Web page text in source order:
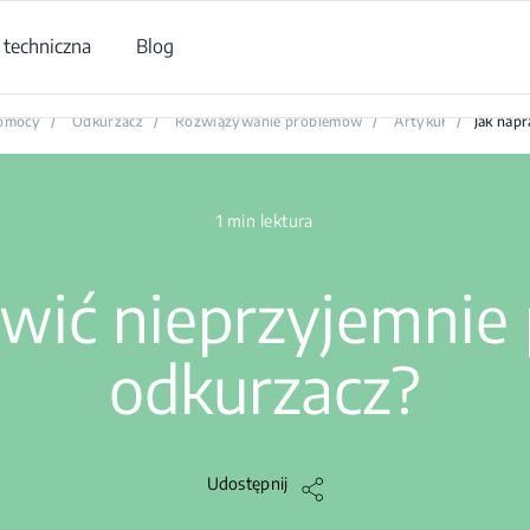
Blog
/ Odkurzacz / Rozwiązywanie problemów / Artykuł / Jak
1 min lektura
nieprzyjemnie
odkurzacz?
Udostępnij
Jak naprawić nieprzyjemnie pachnący odkurzacz?